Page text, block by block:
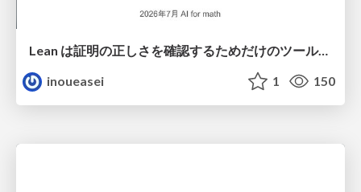
Lean は証明の正しさを確認するためだけのツールって思ってませんか？
inoueasei
1 150